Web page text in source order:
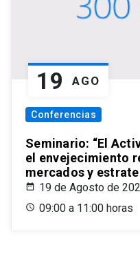
19 AGO
Conferencias
Seminario: “El
el envejecimiento
mercados y
19 de Agosto de
09:00 a 11:00 horas